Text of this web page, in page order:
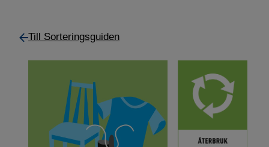
Till Sorteringsguiden